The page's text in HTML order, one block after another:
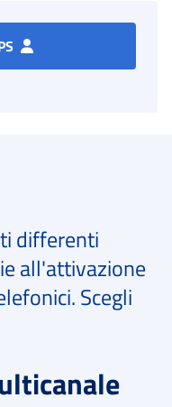
differenti
all'attivazione
Scegli